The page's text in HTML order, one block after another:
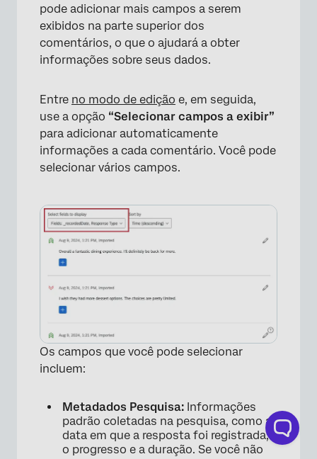
pode adicionar mais campos a serem
exibidos na parte superior dos
comentários, o que o ajudará a obter
informações sobre seus dados.
Entre no modo de edição e, em seguida,
use a opção “Selecionar campos a exibir”
para adicionar automaticamente
informações a cada comentário. Você pode
selecionar vários campos.
Os campos que você pode selecionar
incluem:
Metadados Pesquisa: Informações
padrão coletadas na pesquisa, como a
data em que a resposta foi registrada,
o progresso e a duração. Se você não